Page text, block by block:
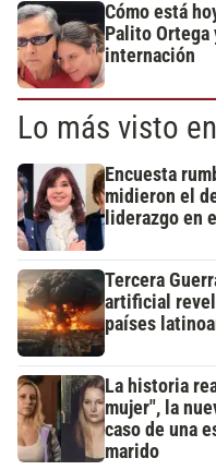
Cómo está
Palito Ortega
internación
Lo más visto
Encuesta
midieron el
liderazgo en
Tercera
artificial
países
La historia
mujer", la
caso de una
marido